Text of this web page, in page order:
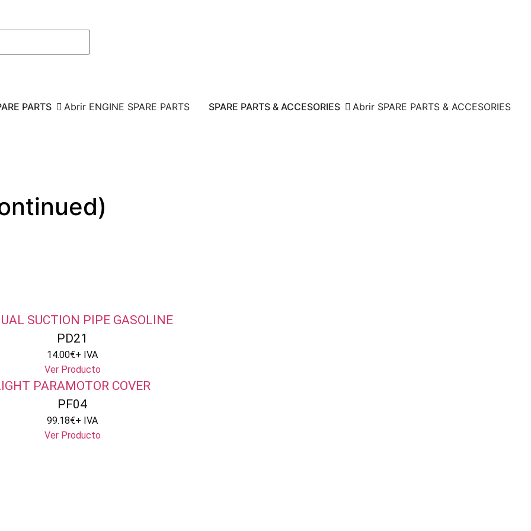
PARTS Abrir ENGINE SPARE PARTS SPARE PARTS & ACCESORIES
Abrir SPARE PARTS & ACCESORIES
SUCTION PIPE GASOLINE
PD21
14.00€+ IVA
Ver Producto
PARAMOTOR COVER
PF04
99.18€+ IVA
Ver Producto